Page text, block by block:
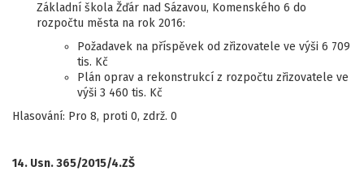
Základní škola Žďár nad Sázavou, Komenského 6 do
rozpočtu města na rok 2016:
Požadavek na příspěvek od zřizovatele ve výši 6 709
tis. Kč
Plán oprav a rekonstrukcí z rozpočtu zřizovatele ve
výši 3 460 tis. Kč
Hlasování: Pro 8, proti 0, zdrž. 0
14. Usn. 365/2015/4.ZŠ